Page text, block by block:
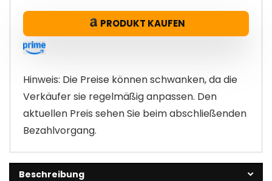
PRODUKT KAUFEN
Hinweis: Die Preise können schwanken, da die
Verkäufer sie regelmäßig anpassen. Den
aktuellen Preis sehen Sie beim abschließenden
Bezahlvorgang.
Beschreibung